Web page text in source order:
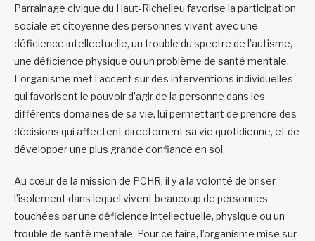
Parrainage civique du Haut-Richelieu favorise la participation
sociale et citoyenne des personnes vivant avec une
déficience intellectuelle, un trouble du spectre de l’autisme,
une déficience physique ou un problème de santé mentale.
L’organisme met l’accent sur des interventions individuelles
qui favorisent le pouvoir d’agir de la personne dans les
différents domaines de sa vie, lui permettant de prendre des
décisions qui affectent directement sa vie quotidienne, et de
développer une plus grande confiance en soi.
Au cœur de la mission de PCHR, il y a la volonté de briser
l’isolement dans lequel vivent beaucoup de personnes
touchées par une déficience intellectuelle, physique ou un
trouble de santé mentale. Pour ce faire, l’organisme mise sur